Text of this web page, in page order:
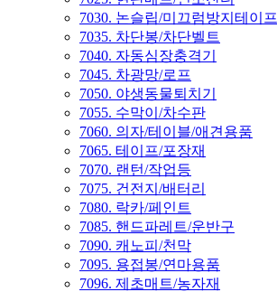
7030. 논슬립/미끄럼방지테이프
7035. 차단봉/차단벨트
7040. 자동심장충격기
7045. 차광망/로프
7050. 야생동물퇴치기
7055. 수막이/차수판
7060. 의자/테이블/애견용품
7065. 테이프/포장재
7070. 랜턴/작업등
7075. 건전지/배터리
7080. 락카/페인트
7085. 핸드파레트/운반구
7090. 캐노피/천막
7095. 용접봉/연마용품
7096. 제초매트/농자재